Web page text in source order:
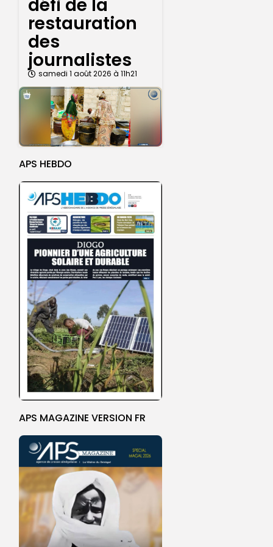
défi de la
restauration
des
journalistes
samedi 1 août 2026 à 11h21
APS HEBDO
APS MAGAZINE VERSION FR